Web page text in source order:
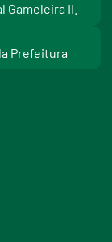
Gameleira II.
Prefeitura